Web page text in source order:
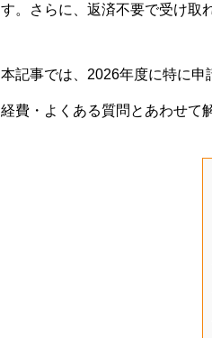
す。さらに、返済不要で受け取
本記事では、2026年度に特に
経費・よくある質問とあわせて